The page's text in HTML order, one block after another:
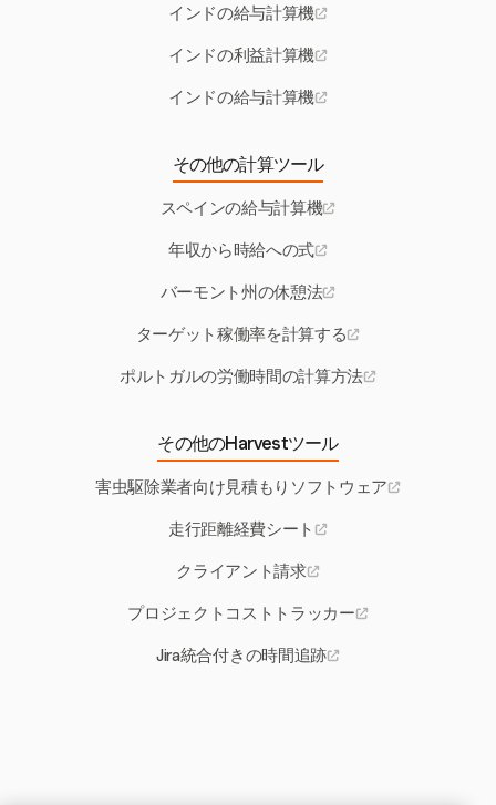
インドの給与計算機
インドの利益計算機
インドの給与計算機
その他の計算ツール
スペインの給与計算機
年収から時給への式
バーモント州の休憩法
ターゲット稼働率を計算する
ポルトガルの労働時間の計算方法
その他のHarvestツール
害虫駆除業者向け見積もりソフトウェア
走行距離経費シート
クライアント請求
プロジェクトコストトラッカー
Jira統合付きの時間追跡